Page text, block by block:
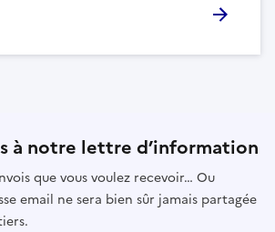
à notre lettre d’information
que vous voulez recevoir… Ou
email ne sera bien sûr jamais partagée